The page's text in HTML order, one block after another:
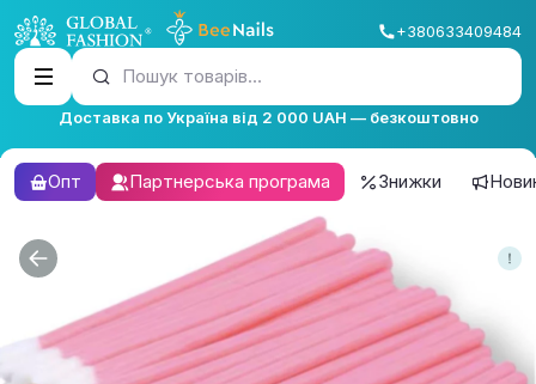
+380633409484
Пошук товарів...
Доставка по Україна від 2 000 UAH — безкоштовно
Опт Партнерська програма Знижки